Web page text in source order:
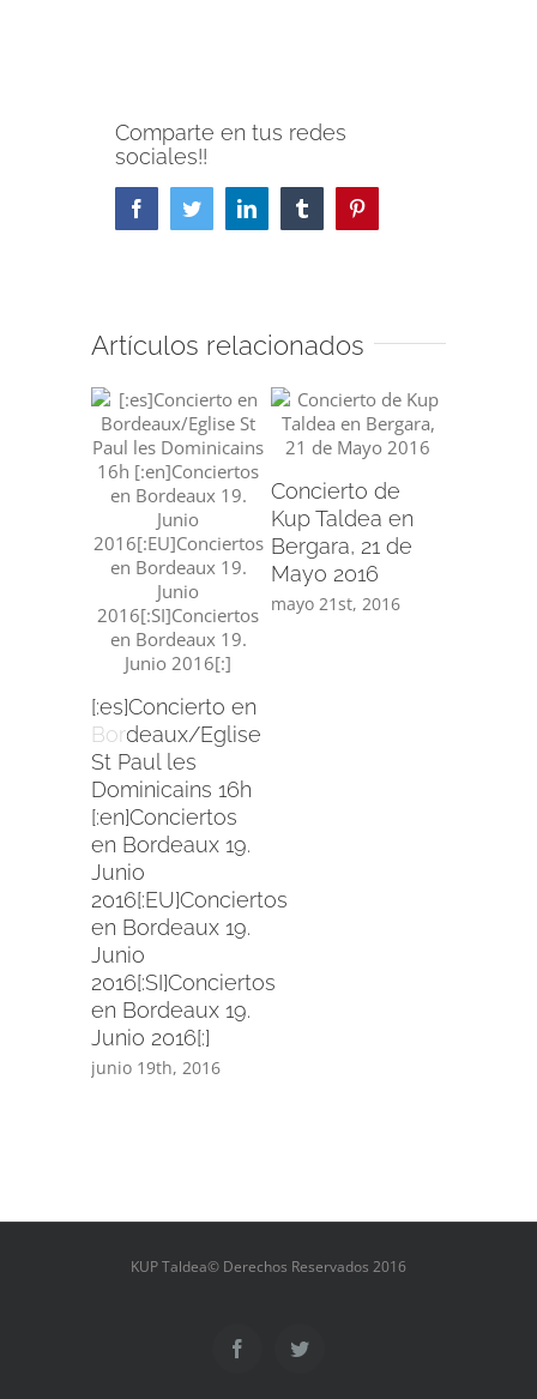
Comparte en tus redes
sociales!!
FacebookTwitterLinkedIn Tumblr
Artículos relacionados
[:es]Concierto en
Bordeaux/Eglise
St Paul les
Dominicains 16h
[:en]Conciertos
en Bordeaux 19.
Junio
2016[:EU]Conciertos
en Bordeaux 19.
Junio
2016[:SI]Conciertos
en Bordeaux 19.
Junio 2016[:]
junio 19th, 2016
Concierto de
Kup Taldea en
Bergara, 21 de
Mayo 2016
mayo 21st, 2016
KUP Taldea© Derechos Reservados 2016
FacebookTwitter